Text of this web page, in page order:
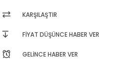
KARŞILAŞTIR
FIYAT DÜŞÜNCE HABER VER
GELINCE HABER VER